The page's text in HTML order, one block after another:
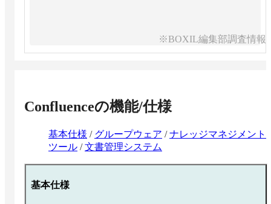
※BOXIL編集部調査情報
Confluenceの機能/仕様
基本仕様 / グループウェア /ナレッジマネジメント
ツール /文書管理システム
基本仕様